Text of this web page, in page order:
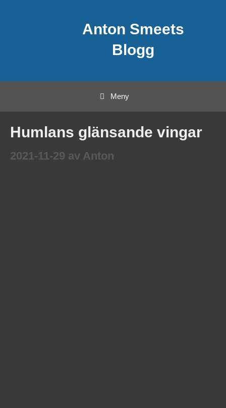
Anton Smeets
Blogg
Meny
Humlans glänsande vingar
2021-11-29 av Anton